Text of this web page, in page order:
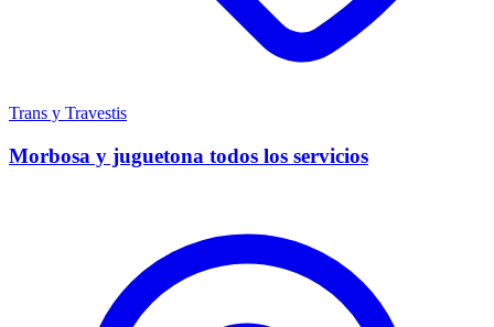
Trans y Travestis
Morbosa y juguetona todos los servicios